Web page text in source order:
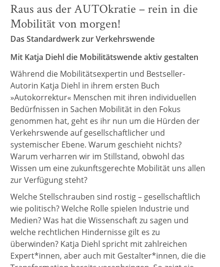
Raus aus der AUTOkratie – rein in die
Mobilität von morgen!
Das Standardwerk zur Verkehrswende
Mit Katja Diehl die Mobilitätswende aktiv gestalten
Während die Mobilitätsexpertin und Bestseller-
Autorin Katja Diehl in ihrem ersten Buch
»Autokorrektur« Menschen mit ihren individuellen
Bedürfnissen in Sachen Mobilität in den Fokus
genommen hat, geht es ihr nun um die Hürden der
Verkehrswende auf gesellschaftlicher und
systemischer Ebene. Warum geschieht nichts?
Warum verharren wir im Stillstand, obwohl das
Wissen um eine zukunftsgerechte Mobilität uns allen
zur Verfügung steht?
Welche Stellschrauben sind rostig – gesellschaftlich
wie politisch? Welche Rolle spielen Industrie und
Medien? Was hat die Wissenschaft zu sagen und
welche rechtlichen Hindernisse gilt es zu
überwinden? Katja Diehl spricht mit zahlreichen
Expert*innen, aber auch mit Gestalter*innen, die die